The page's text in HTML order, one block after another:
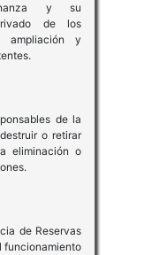
y su
de los
ampliación y
de la
o retirar
eliminación o
de Reservas
funcionamiento